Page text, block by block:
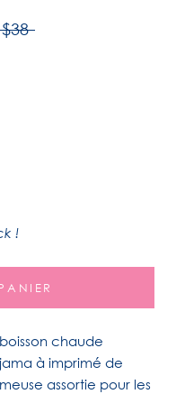
$38
!
chaude
à imprimé de
assortie pour les